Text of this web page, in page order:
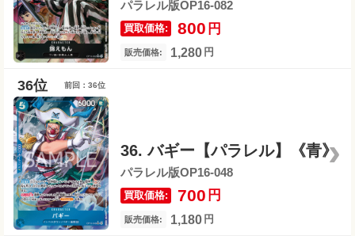
パラレル版OP16-082
買取価格: 800 円
販売価格: 1,280 円
前回：36位
36. バギー【パラレル】《青》
パラレル版OP16-048
買取価格: 700 円
販売価格: 1,180 円